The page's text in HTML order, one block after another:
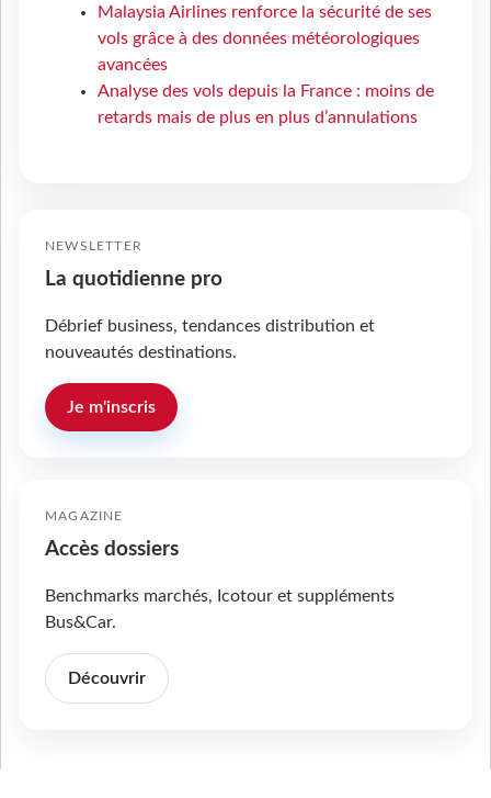
Malaysia Airlines renforce la sécurité de ses
vols grâce à des données météorologiques
avancées
Analyse des vols depuis la France : moins de
retards mais de plus en plus d’annulations
NEWSLETTER
La quotidienne pro
Débrief business, tendances distribution et
nouveautés destinations.
Je m'inscris
MAGAZINE
Accès dossiers
Benchmarks marchés, Icotour et suppléments
Bus&Car.
Découvrir